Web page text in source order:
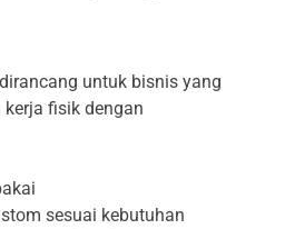
untuk bisnis yang
fisik dengan
sesuai kebutuhan